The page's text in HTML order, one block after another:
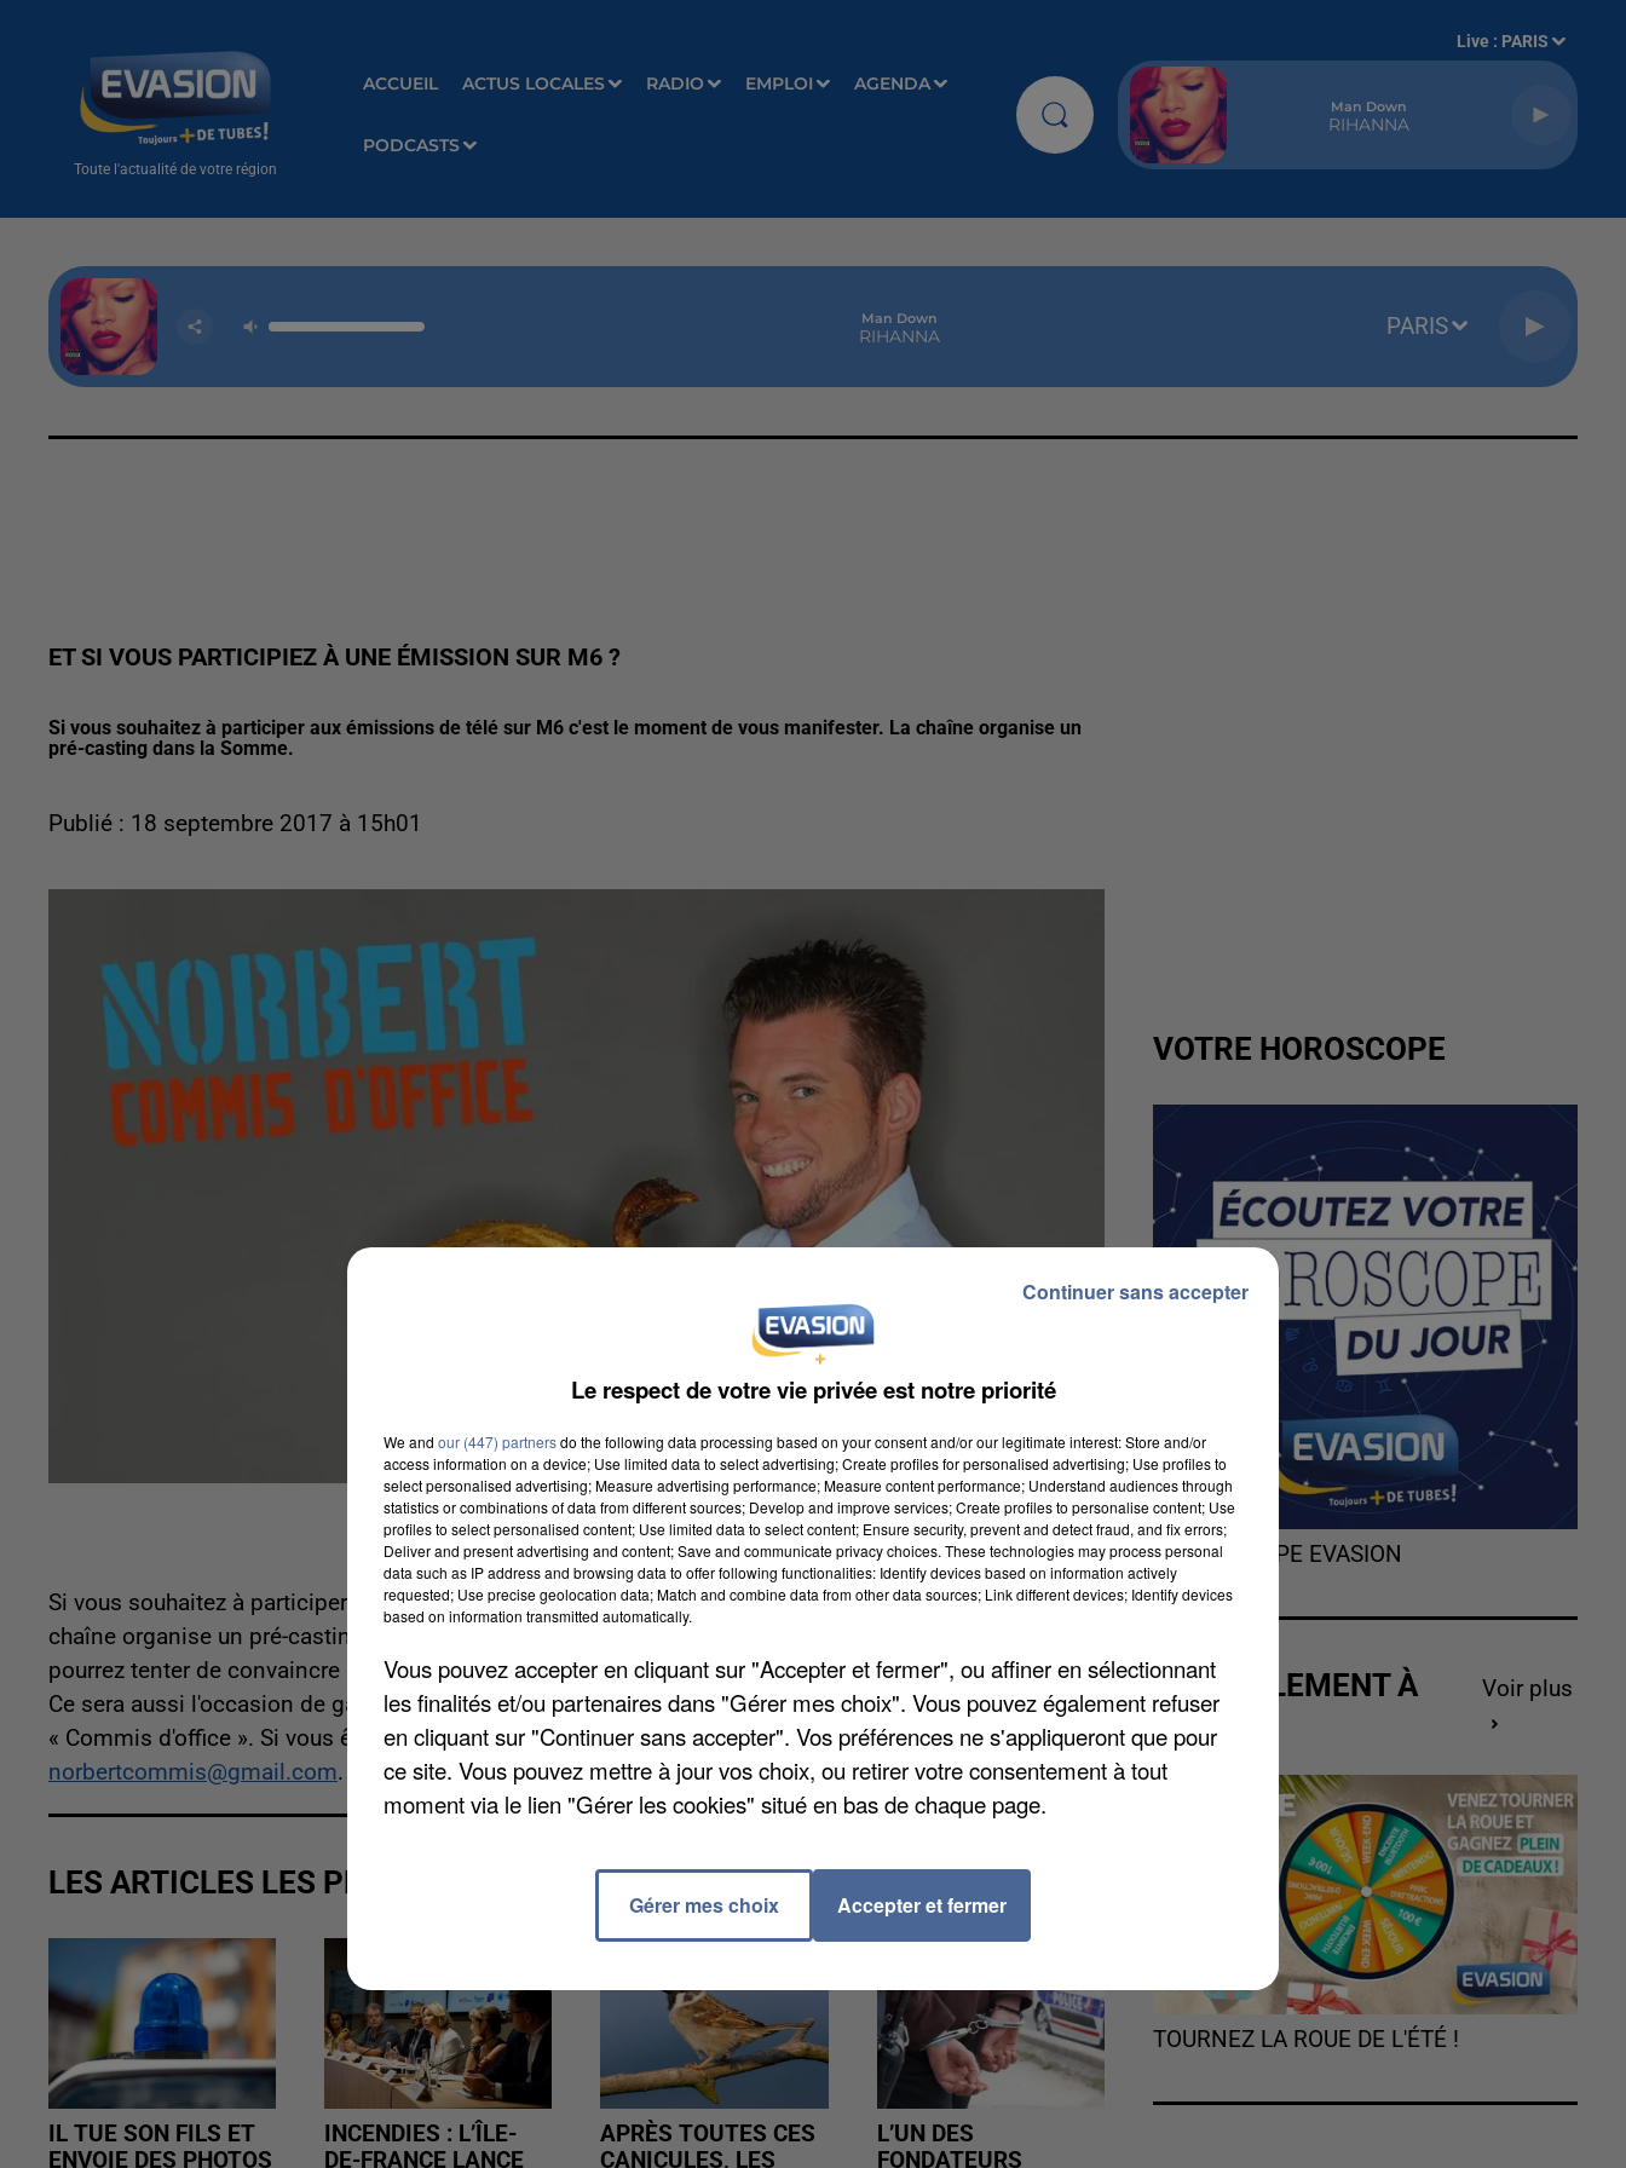
Toute l'actualité de votre région
ACCUEIL ACTUS LOCALES RADIO EMPLOI AGENDA
PODCASTS
Live : PARIS
Man Down
RIHANNA
Man Down
RIHANNA PARIS
ET SI VOUS PARTICIPIEZ À UNE ÉMISSION SUR M6 ?
Si vous souhaitez à participer aux émissions de télé sur M6 c'est le moment de vous manifester. La chaîne organise un
pré-casting dans la Somme.
Publié : 18 septembre 2017 à 15h01
Si vous souhaitez à participer aux émissions de télé sur M6 c'est le moment de vous manifester. La
chaîne organise un pré-casting dans la Somme. L'équipe sera à Gamaches le 6 octobre prochain. Vous
pourrez tenter de convaincre le jury pour participer à « La France à un incroyable talent » mais pas que.
Ce sera aussi l'occasion de gagner une place pour apprendre à cuisiner dans l'émission de Norbert,
« Commis d'office ». Si vous êtes intéressés n'hésitez pas à envoyer un mail à
norbertcommis@gmail.com.
LES ARTICLES LES PLUS VUS
IL TUE SON FILS ET
ENVOIE DES PHOTOS
INCENDIES : L’ÎLE-
DE-FRANCE LANCE
APRÈS TOUTES CES
CANICULES, LES
L’UN DES
FONDATEURS
VOTRE HOROSCOPE
L'HOROSCOPE EVASION
ACTUELLEMENT À
GAGNER
Voir plus
TOURNEZ LA ROUE DE L'ÉTÉ !
Le respect de votre vie privée est notre priorité
We and our (447) partnersdo the following data processing based on your consent and/or our legitimate interest: Store and/or
access information on a device; Use limited data to select advertising; Create profiles for personalised advertising; Use profiles to
select personalised advertising; Measure advertising performance; Measure content performance; Understand audiences through
statistics or combinations of data from different sources; Develop and improve services; Create profiles to personalise content; Use
profiles to select personalised content; Use limited data to select content; Ensure security, prevent and detect fraud, and fix errors;
Deliver and present advertising and content; Save and communicate privacy choices. These technologies may process personal
data such as IP address and browsing data to offer following functionalities: Identify devices based on information actively
requested; Use precise geolocation data; Match and combine data from other data sources; Link different devices; Identify devices
based on information transmitted automatically.
Vous pouvez accepter en cliquant sur "Accepter et fermer", ou affiner en sélectionnant
les finalités et/ou partenaires dans "Gérer mes choix". Vous pouvez également refuser
en cliquant sur "Continuer sans accepter". Vos préférences ne s'appliqueront que pour
ce site. Vous pouvez mettre à jour vos choix, ou retirer votre consentement à tout
moment via le lien "Gérer les cookies" situé en bas de chaque page.
Gérer mes choix Accepter et fermer
Continuer sans accepter